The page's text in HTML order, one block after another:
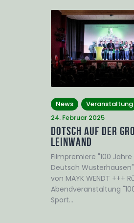
News
Veranstaltung
24. Februar 2025
Dotsch auf der
Leinwand
Filmpremiere "100
Deutsch
von MAYK WENDT +++
Abendveranstaltung
Sport…